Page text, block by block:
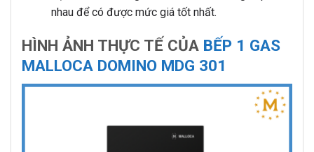
nhau để có được mức giá tốt nhất.
HÌNH ẢNH THỰC TẾ CỦA BẾP 1 GAS
MALLOCA DOMINO MDG 301